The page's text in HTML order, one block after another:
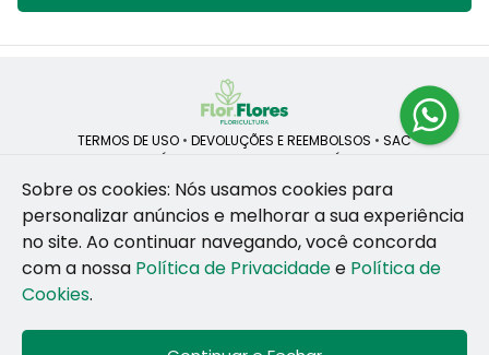
TERMOS DE USO • DEVOLUÇÕES E REEMBOLSOS • SAC
POLÍTICA DE PRIVACIDADE POLÍTICA DE COOKIES
ROSANE CRISTINA LINS DE VESCONCELOS | CNPJ: 55.381.783/0001-92
CAIS SANTA RITA, no SN, BOX 34-35, Sao Jose - Recife - PE - 50020-
© 2024-2026 - Todos os direitos reservados - Desenvolvido por
Sobre os cookies: Nós usamos cookies para
personalizar anúncios e melhorar a sua experiência
no site. Ao continuar navegando, você concorda
com a nossa Política de Privacidadee Política de
Cookies.